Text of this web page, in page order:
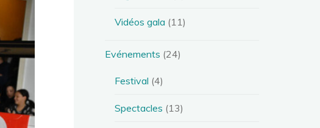
Vidéos gala (11)
Evénements (24)
Festival (4)
Spectacles (13)